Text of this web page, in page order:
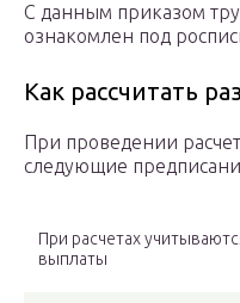
С данным приказом
ознакомлен под
Как рассчитать
При проведении
следующие
При расчетах
выплаты